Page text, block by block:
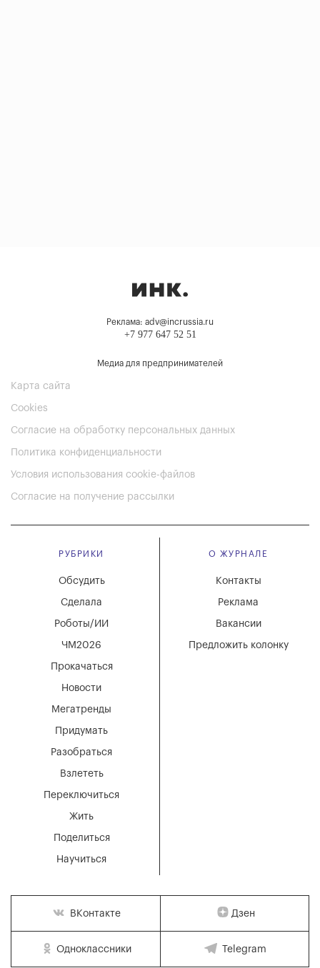
Реклама: adv@incrussia.ru
+7 977 647 52 51
Медиа для предпринимателей
Карта сайта
Cookies
Согласие на обработку персональных данных
Политика конфиденциальности
Условия использования cookie-файлов
Согласие на получение рассылки
РУБРИКИ
Мегатренды
Придумать
Разобраться
Взлететь
Новости
Переключиться
Жить
Поделиться
Научиться
Обсудить
Сделала
Роботы/ИИ
ЧМ2026
Прокачаться
О ЖУРНАЛЕ
Вакансии
Реклама
Контакты
Предложить колонку
ВКонтакте Дзен
Одноклассники Telegram